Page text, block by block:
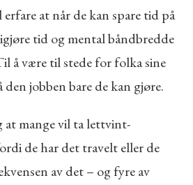
erfare at når de kan spare tid på
tid og mental båndbredde
å være til stede for folka sine
jobben bare de kan gjøre.
at mange vil ta lettvint-
de har det travelt eller de
av det – og fyre av